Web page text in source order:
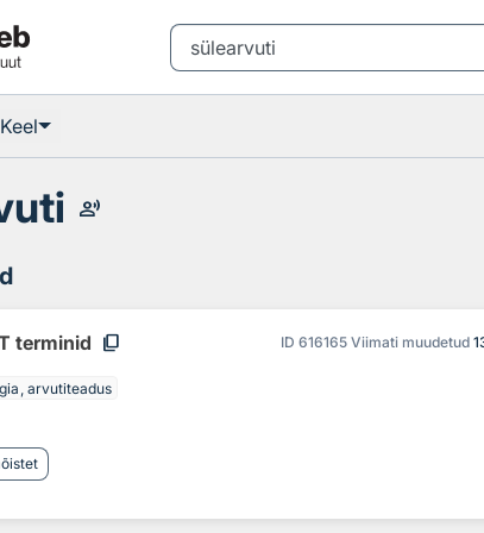
Keel
record_voice_over
terminid content_copy ID 616165 Viimati muudetud
arvutiteadus